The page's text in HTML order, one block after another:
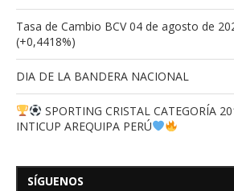
Tasa de Cambio BCV 04 de agosto de
(+0,4418%)
DIA DE LA BANDERA NACIONAL
SPORTING CRISTAL CATEGORÍA
INTICUP AREQUIPA PERÚ
SÍGUENOS